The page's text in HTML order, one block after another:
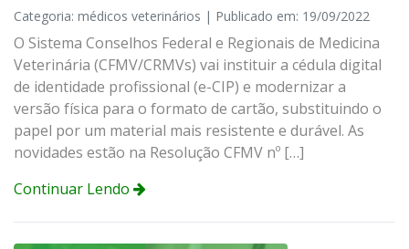
Categoria: médicos veterinários | Publicado em: 19/09/2022
O Sistema Conselhos Federal e Regionais de Medicina
Veterinária (CFMV/CRMVs) vai instituir a cédula digital
de identidade profissional (e-CIP) e modernizar a
versão física para o formato de cartão, substituindo o
papel por um material mais resistente e durável. As
novidades estão na Resolução CFMV nº […]
Continuar Lendo